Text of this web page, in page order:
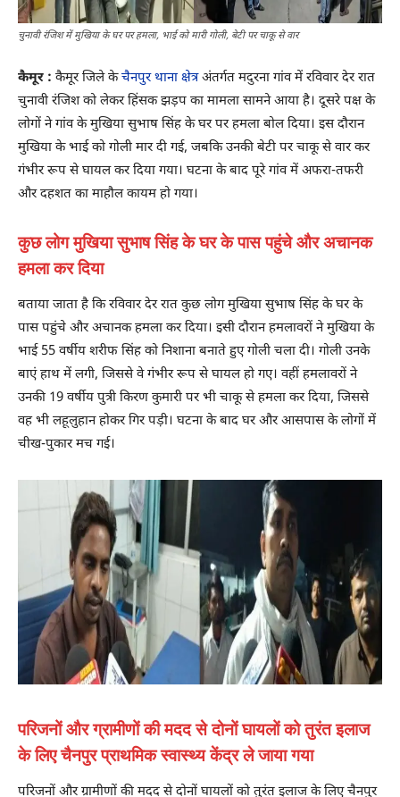
चुनावी रंजिश में मुखिया के घर पर हमला, भाई को मारी गोली, बेटी पर चाकू से वार
कैमूर : कैमूर जिले केचैनपुर थाना क्षेत्रअंतर्गत मदुरना गांव में रविवार देर रात
चुनावी रंजिश को लेकर हिंसक झड़प का मामला सामने आया है। दूसरे पक्ष के
लोगों ने गांव के मुखिया सुभाष सिंह के घर पर हमला बोल दिया। इस दौरान
मुखिया के भाई को गोली मार दी गई, जबकि उनकी बेटी पर चाकू से वार कर
गंभीर रूप से घायल कर दिया गया। घटना के बाद पूरे गांव में अफरा-तफरी
और दहशत का माहौल कायम हो गया।
कुछ लोग मुखिया सुभाष सिंह के घर के पास पहुंचे और अचानक
हमला कर दिया
बताया जाता है कि रविवार देर रात कुछ लोग मुखिया सुभाष सिंह के घर के
पास पहुंचे और अचानक हमला कर दिया। इसी दौरान हमलावरों ने मुखिया के
भाई 55 वर्षीय शरीफ सिंह को निशाना बनाते हुए गोली चला दी। गोली उनके
बाएं हाथ में लगी, जिससे वे गंभीर रूप से घायल हो गए। वहीं हमलावरों ने
उनकी 19 वर्षीय पुत्री किरण कुमारी पर भी चाकू से हमला कर दिया, जिससे
वह भी लहूलुहान होकर गिर पड़ी। घटना के बाद घर और आसपास के लोगों में
चीख-पुकार मच गई।
परिजनों और ग्रामीणों की मदद से दोनों घायलों को तुरंत इलाज
के लिए चैनपुर प्राथमिक स्वास्थ्य केंद्र ले जाया गया
परिजनों और ग्रामीणों की मदद से दोनों घायलों को तुरंत इलाज के लिए चैनपुर